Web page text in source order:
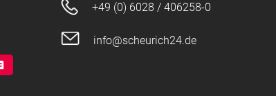
+49 (0) 6028 / 406258-0
info@scheurich24.de